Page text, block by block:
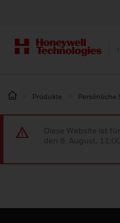
Produkte Persönliche
Diese Website ist
den 8. August,